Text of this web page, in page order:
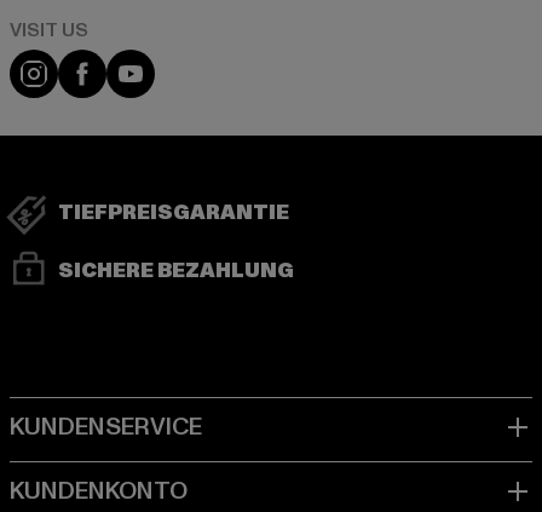
Visit our Instagram page:
Visit our Facebook page:
Visit our YouTube channel:
TIEFPREISGARANTIE
SICHERE BEZAHLUNG